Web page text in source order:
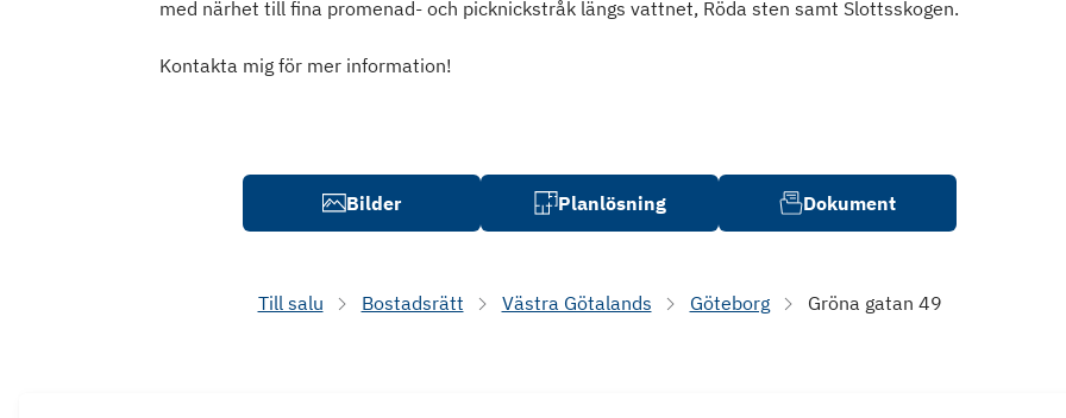
med närhet till fina promenad- och picknickstråk längs vattnet, Röda sten samt Slottsskogen.
Kontakta mig för mer information!
Bilder Planlösning Dokument
Till salu Bostadsrätt Västra Götalands Göteborg Gröna gatan 49